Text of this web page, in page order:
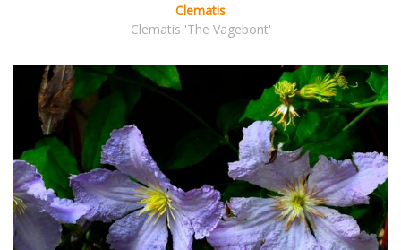
Clematis
Clematis 'The Vagebont'